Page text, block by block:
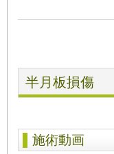
半月板損傷
施術動画